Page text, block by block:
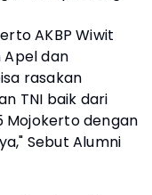
AKBP Wiwit
Apel dan
rasakan
TNI baik dari
Mojokerto dengan
Sebut Alumni